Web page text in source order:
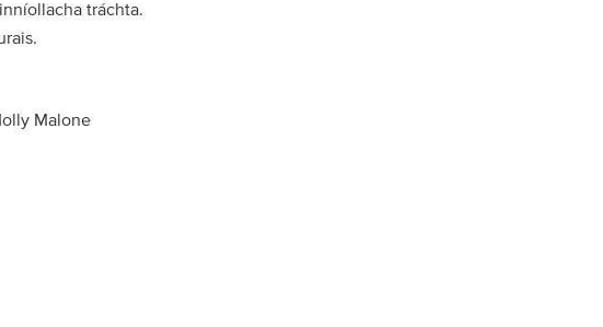
tráchta.
Malone